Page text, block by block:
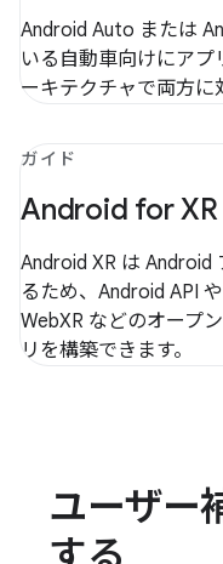
Android Auto または
いる自動車向けにアプ
ーキテクチャで両方に
ガイド
Android for XR
Android XR は Android
るため、Android API
WebXR などのオープ
リを構築できます。
ユーザー